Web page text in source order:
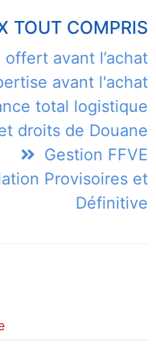
TOUT COMPRIS
avant l’achat
avant l'achat
total logistique
droits de Douane
Gestion FFVE
Provisoires et
Définitive